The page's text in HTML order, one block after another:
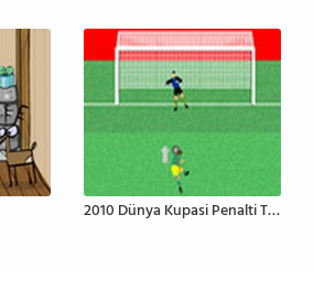
2010 Dünya Kupasi Penalti Turnuvasi